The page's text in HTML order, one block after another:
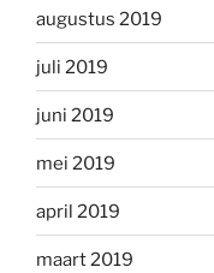
augustus 2019
juli 2019
juni 2019
mei 2019
april 2019
maart 2019